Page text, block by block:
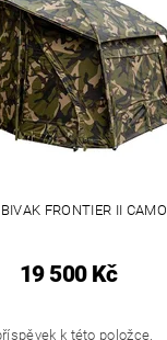
FRONTIER II CAMO
19 500 Kč
k této položce.